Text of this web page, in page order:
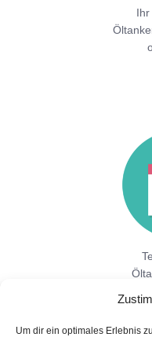
Um dir ein optimales Erlebnis